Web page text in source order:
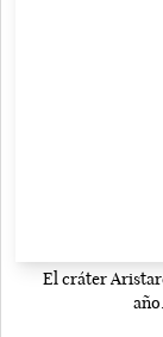
El cráter